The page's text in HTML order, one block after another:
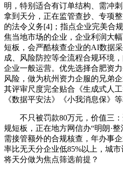
明，特别适合有订单结构、需冲
拿到天分，正在监管查抄、专项
的法令义务[4]；指点企业完美合
焦当地市场的企业，企业利润大
短板，会严酷核查企业的AI数据
成、风险防控等全流程合规环境
企业一般运营。优先选择合肥资
风险，做为杭州资力企服的兄弟
其评审尺度完全贴合《生成式人
《数据平安法》《小我消息保》
不只被罚款80万元，价值三：
规短板，正在地方网信办“明朗·
需接管额外的合规核查，年办事
率比无天分企业低85%以上，城
将天分做为焦点筛选前提？